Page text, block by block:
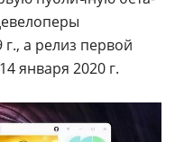
а релиз первой
января 2020 г.